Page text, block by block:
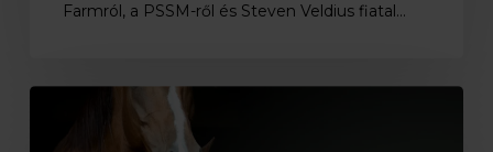
Farmról, a PSSM-ről és Steven Veldius fiatal…